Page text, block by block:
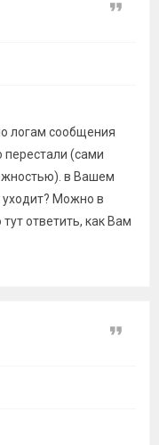
Цитата
логам сообщения
перестали (сами
в Вашем
уходит? Можно в
ответить, как Вам
Цитата